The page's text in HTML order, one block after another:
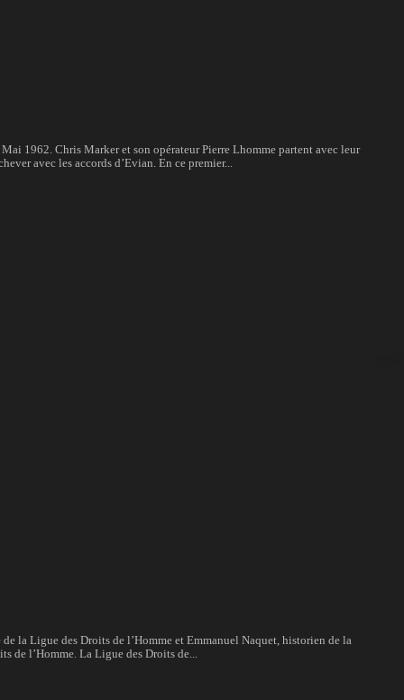
1962. Chris Marker et son opérateur Pierre Lhomme partent avec leur
avec les accords d’Evian. En ce premier...
la Ligue des Droits de l’Homme et Emmanuel Naquet, historien de la
de l’Homme. La Ligue des Droits de...